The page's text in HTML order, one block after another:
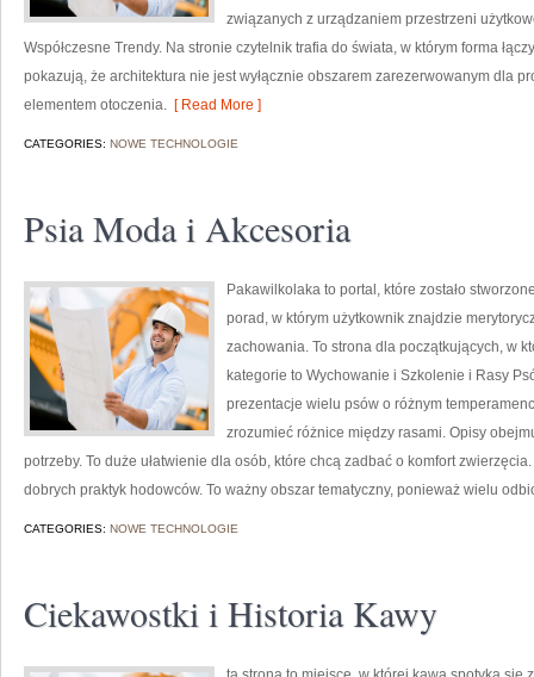
związanych z urządzaniem przestrzeni
Współczesne Trendy. Na stronie czytelnik trafia do świata, w którym forma
pokazują, że architektura nie jest wyłącznie obszarem zarezerwowanym dla
elementem otoczenia. [ Read More ]
CATEGORIES: NOWE TECHNOLOGIE
Psia Moda i Akcesoria
Pakawilkolaka to portal, które zostało
porad, w którym użytkownik znajdzie
zachowania. To strona dla początkujących, w
kategorie to Wychowanie i Szkolenie i Rasy
prezentacje wielu psów o różnym
zrozumieć różnice między rasami. Opisy
potrzeby. To duże ułatwienie dla osób, które chcą zadbać o komfort
dobrych praktyk hodowców. To ważny obszar tematyczny, ponieważ wielu
CATEGORIES: NOWE TECHNOLOGIE
Ciekawostki i Historia Kawy